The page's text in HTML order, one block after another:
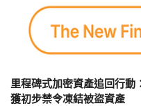
里程碑式加密資產追回行
獲初步禁令凍結被盜資產